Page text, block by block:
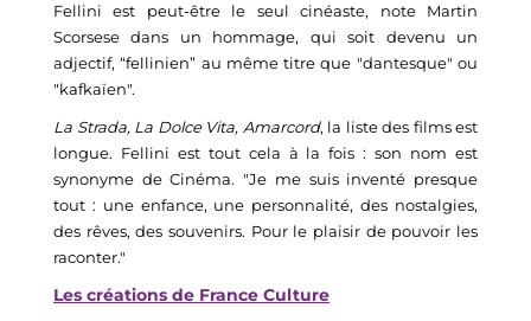
Fellini est peut-être le seul cinéaste, note Martin
Scorsese dans un hommage, qui soit devenu un
adjectif, “fellinien” au même titre que "dantesque" ou
"kafkaïen".
La Strada, La Dolce Vita, Amarcord, la liste des films est
longue. Fellini est tout cela à la fois : son nom est
synonyme de Cinéma. "Je me suis inventé presque
tout : une enfance, une personnalité, des nostalgies,
des rêves, des souvenirs. Pour le plaisir de pouvoir les
raconter."
Les créations de France Culture